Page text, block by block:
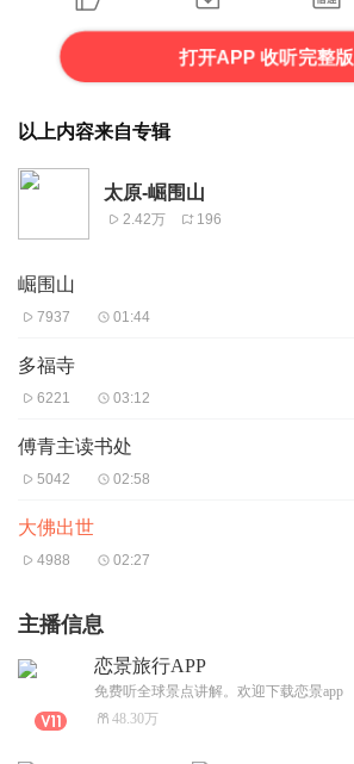
打开APP 收听完整版
以上内容来自专辑
太原-崛围山
2.42万 196
崛围山
7937 01:44
多福寺
6221 03:12
傅青主读书处
5042 02:58
大佛出世
4988 02:27
主播信息
恋景旅行APP
免费听全球景点讲解。欢迎下载恋景app
48.30万